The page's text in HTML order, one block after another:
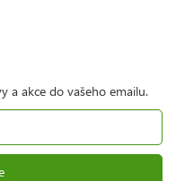
a akce do vašeho emailu.